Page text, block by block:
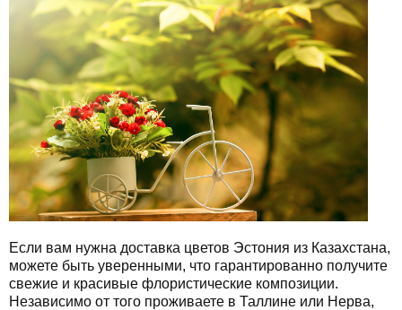
Если вам нужна доставка цветов Эстония из Казахстана,
можете быть уверенными, что гарантированно получите
свежие и красивые флористические композиции.
Независимо от того проживаете в Таллине или Нерва,